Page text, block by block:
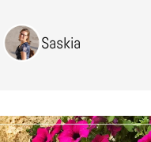
Saskia